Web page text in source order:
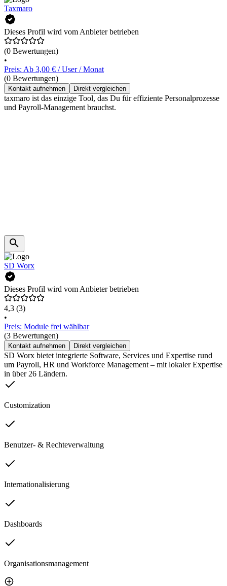
Taxmaro
Dieses Profil wird vom Anbieter betrieben
(0 Bewertungen)
•
Preis: Ab 3,00 € / User / Monat
(0 Bewertungen)
Kontakt aufnehmen Direkt vergleichen
taxmaro ist das einzige Tool, das Du für effiziente Personalprozesse
und Payroll-Management brauchst.
SD Worx
Dieses Profil wird vom Anbieter betrieben
4,3 (3)
•
Preis: Module frei wählbar
(3 Bewertungen)
Kontakt aufnehmen Direkt vergleichen
SD Worx bietet integrierte Software, Services und Expertise rund
um Payroll, HR und Workforce Management – mit lokaler Expertise
in über 26 Ländern.
Customization
Benutzer- & Rechteverwaltung
Internationalisierung
Dashboards
Organisationsmanagement